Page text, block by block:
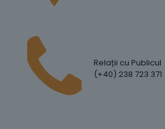
Relații cu Publicul
(+40) 238 723 371